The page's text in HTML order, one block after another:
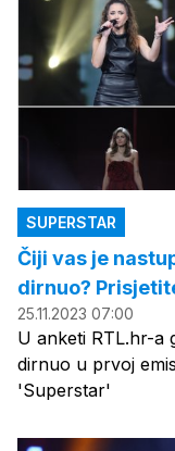
SUPERSTAR
Čiji vas je
dirnuo?
25.11.2023 07:00
U anketi RTL.hr-a
dirnuo u prvoj
'Superstar'